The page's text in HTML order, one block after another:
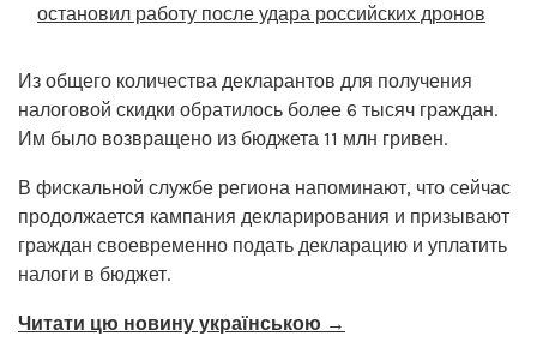
остановил работу после удара российских дронов
Из общего количества декларантов для получения
налоговой скидки обратилось более 6 тысяч граждан.
Им было возвращено из бюджета 11 млн гривен.
В фискальной службе региона напоминают, что сейчас
продолжается кампания декларирования и призывают
граждан своевременно подать декларацию и уплатить
налоги в бюджет.
Читати цю новину українською →